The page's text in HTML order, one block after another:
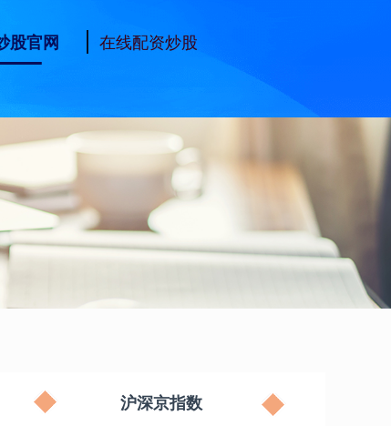
股官网 在线配资炒股
沪深京指数